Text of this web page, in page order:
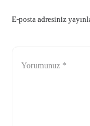
E-posta adresiniz